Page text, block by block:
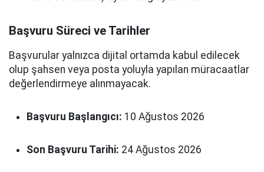
Başvuru Süreci ve Tarihler
Başvurular yalnızca dijital ortamda kabul edilecek
olup şahsen veya posta yoluyla yapılan müracaatlar
değerlendirmeye alınmayacak.
Başvuru Başlangıcı: 10 Ağustos 2026
Son Başvuru Tarihi: 24 Ağustos 2026